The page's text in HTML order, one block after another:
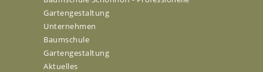
Gartengestaltung
Unternehmen
Baumschule
Gartengestaltung
Aktuelles